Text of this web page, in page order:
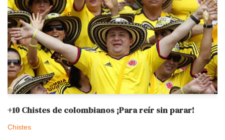
+10 Chistes de colombianos ¡Para reír sin parar!
Chistes